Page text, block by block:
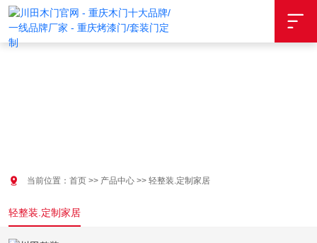

轻整装.定制家居
 当前位置： 首页 >> 产品中心 >> 轻整装.定制家居